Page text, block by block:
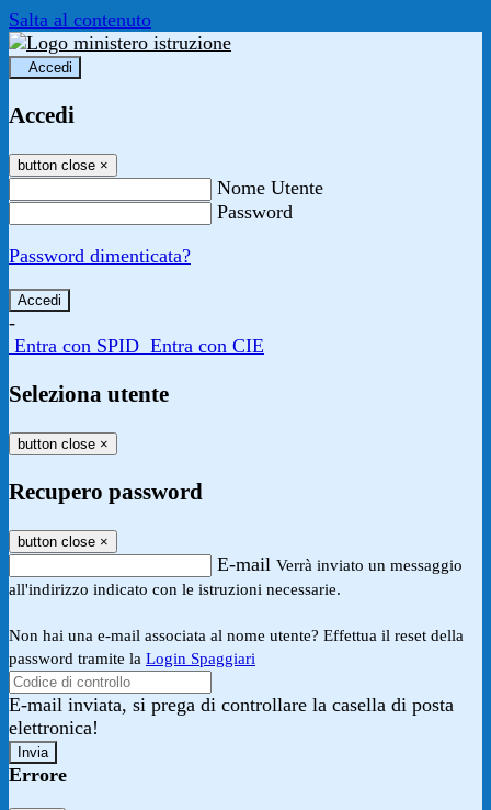
Salta al contenuto
Accedi
Accedi
button close ×
Nome Utente
Password
Password dimenticata?
-
Entra con SPID Entra con CIE
Seleziona utente
button close ×
Recupero password
button close ×
E-mail Verrà inviato un messaggio
all'indirizzo indicato con le istruzioni necessarie.
Non hai una e-mail associata al nome utente? Effettua il reset della
password tramite la Login Spaggiari
E-mail inviata, si prega di controllare la casella di posta
elettronica!
Errore